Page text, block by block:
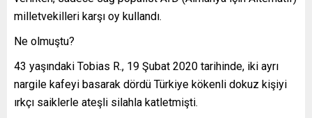
milletvekilleri karşı oy kullandı.
Ne olmuştu?
43 yaşındaki Tobias R., 19 Şubat 2020 tarihinde, iki ayrı
nargile kafeyi basarak dördü Türkiye kökenli dokuz kişiyi
ırkçı saiklerle ateşli silahla katletmişti.